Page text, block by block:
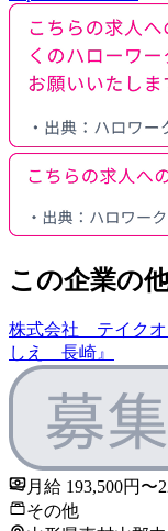
この企業の
株式会社 テイクオ
しえ 長崎』
月給 193,500円〜
その他